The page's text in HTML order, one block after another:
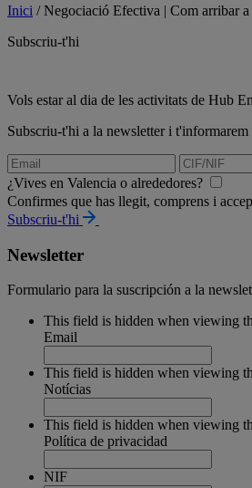
Inici /Negociació Efectiva | Com arribar a
Subscriu-t'hi
Vols estar al dia de les activitats de Hub
Subscriu-t'hi a la newsletter i
¿Vives en Valencia o alrededores?
Confirmes que has llegit, comprens i
Subscriu-t'hi
Newsletter
Formulario para la suscripción a la
This field is hidden when viewing
Email
This field is hidden when viewing
Notícias
This field is hidden when viewing
Política de privacidad
NIF